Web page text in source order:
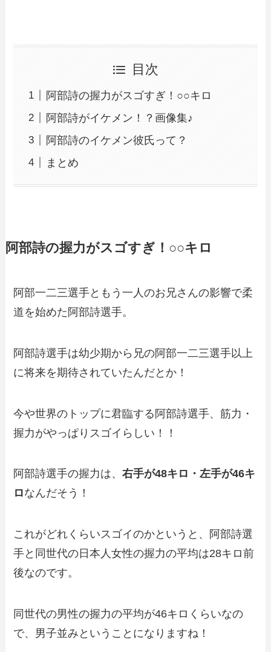
目次
阿部詩の握力がスゴすぎ！○○キロ
阿部詩がイケメン！？画像集♪
阿部詩のイケメン彼氏って？
まとめ
阿部詩の握力がスゴすぎ！○○キロ
阿部一二三選手ともう一人のお兄さんの影響で柔
道を始めた阿部詩選手。
阿部詩選手は幼少期から兄の阿部一二三選手以上
に将来を期待されていたんだとか！
今や世界のトップに君臨する阿部詩選手、筋力・
握力がやっぱりスゴイらしい！！
阿部詩選手の握力は、右手が48キロ・左手が46キ
ロなんだそう！
これがどれくらいスゴイのかというと、阿部詩選
手と同世代の日本人女性の握力の平均は28キロ前
後なのです。
同世代の男性の握力の平均が46キロくらいなの
で、男子並みということになりますね！